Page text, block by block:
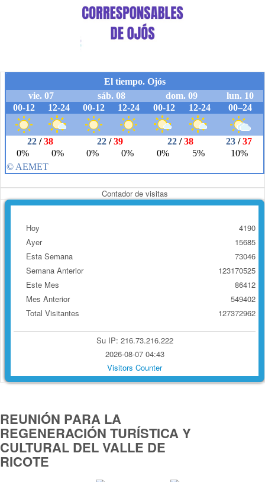
Contador de visitas
Hoy
Ayer
Esta Semana
Semana Anterior
Este Mes
Mes Anterior
Total Visitantes
4190
15685
73046
123170525
86412
549402
127372962
Su IP: 216.73.216.222
2026-08-07 04:43
Visitors Counter
REUNIÓN PARA LA
REGENERACIÓN TURÍSTICA Y
CULTURAL DEL VALLE DE
RICOTE